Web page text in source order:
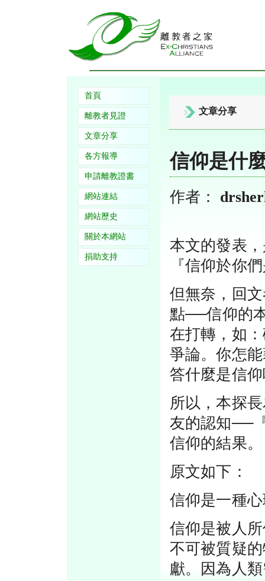
首頁
離教者見證
文章分享
各方報導
申請離教證書
網站連結
網站歷史
關於本網站
捐助支持
文章分享
信仰是什
作者：
本文的發表
『信仰於你
但無奈，回
點──信仰的
在打轉，如
爭論。你怎
答什麼是信
所以，本探
友的認知──
信仰的結果。
原文如下：
信仰是一種
信仰是被人
不可被質疑
獻。因為人